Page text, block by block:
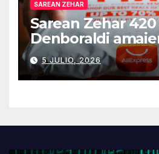
SAREAN ZEHAR
Sarean Zehar 420
Denboraldi
muga-zerga
AliExpressi,
kontrola,
PlayStationeko
5 JULIO, 2026